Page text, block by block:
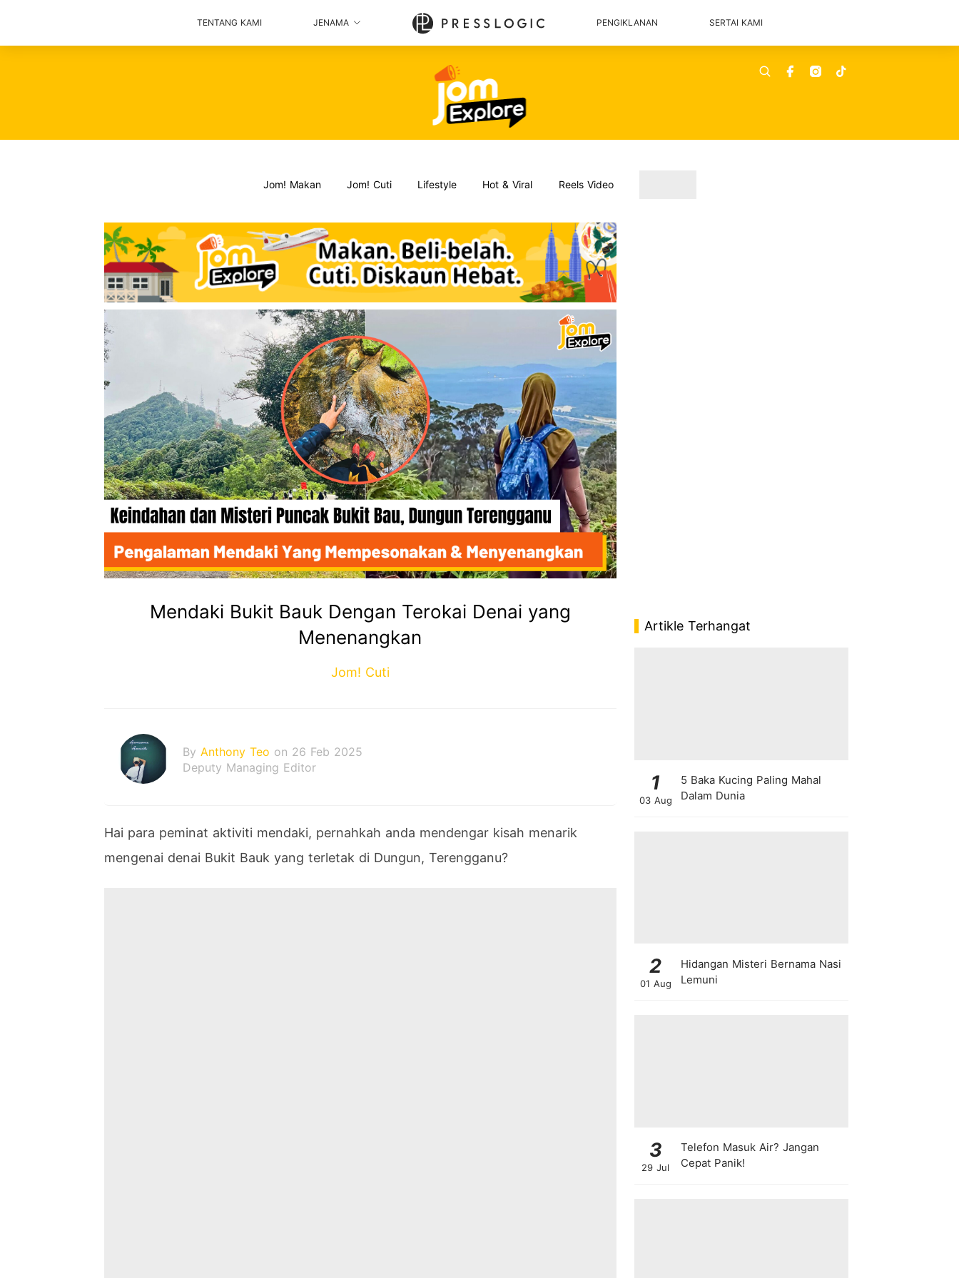
TENTANG KAMI JENAMA PENGIKLANAN SERTAI KAMI
Jom! Makan Jom! Cuti Lifestyle Hot & Viral Reels Video
Mendaki Bukit Bauk Dengan Terokai Denai yang
Menenangkan
Jom! Cuti
By Anthony Teo on 26 Feb 2025
Deputy Managing Editor
Hai para peminat aktiviti mendaki, pernahkah anda mendengar kisah menarik
mengenai denai Bukit Bauk yang terletak di Dungun, Terengganu?
Artikle Terhangat
1
03 Aug
5 Baka Kucing Paling Mahal
Dalam Dunia
2
01 Aug
Hidangan Misteri Bernama Nasi
Lemuni
3
29 Jul
Telefon Masuk Air? Jangan
Cepat Panik!